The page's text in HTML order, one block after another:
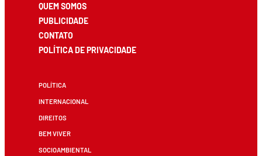
QUEM SOMOS
PUBLICIDADE
CONTATO
POLÍTICA DE PRIVACIDADE
POLÍTICA
INTERNACIONAL
DIREITOS
BEM VIVER
SOCIOAMBIENTAL